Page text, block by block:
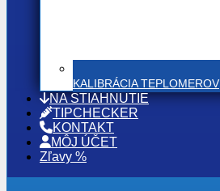
KALIBRÁCIA TEPLOMEROV
NA STIAHNUTIE
TIPCHECKER
KONTAKT
MÔJ ÚČET
Zľavy %